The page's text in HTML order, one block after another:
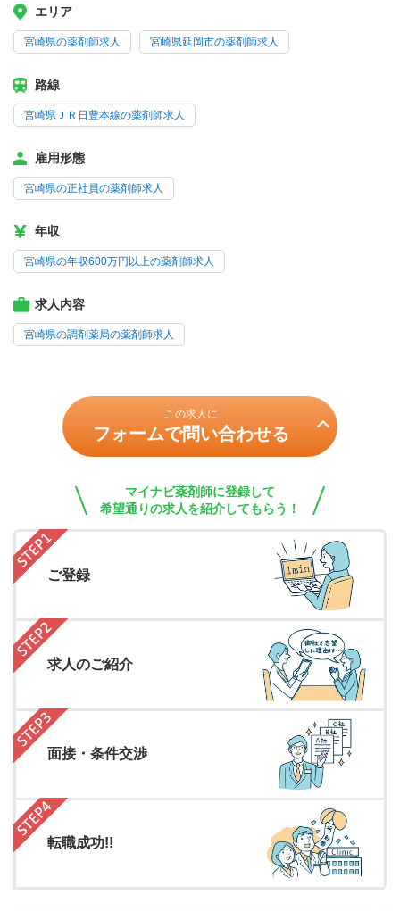
エリア
宮崎県の薬剤師求人 宮崎県延岡市の薬剤師求人
路線
宮崎県ＪＲ日豊本線の薬剤師求人
雇用形態
宮崎県の正社員の薬剤師求人
年収
宮崎県の年収600万円以上の薬剤師求人
求人内容
宮崎県の調剤薬局の薬剤師求人
この求人に
フォームで問い合わせる
マイナビ薬剤師に登録して
希望通りの求人を紹介してもらう！
ご登録
求人のご紹介
面接・条件交渉
転職成功!!